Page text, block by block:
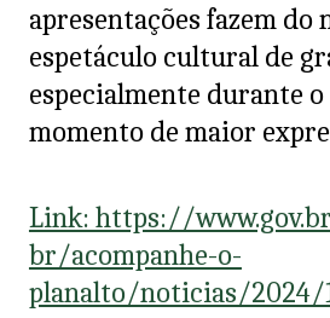
apresentações fazem do
espetáculo cultural de
especialmente durante o
momento de maior
Link: https://
br/acompanhe-o-
planalto/noticias/2024/